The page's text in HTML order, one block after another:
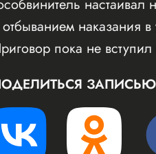
наказания
пока не
ЗАПИСЬЮ